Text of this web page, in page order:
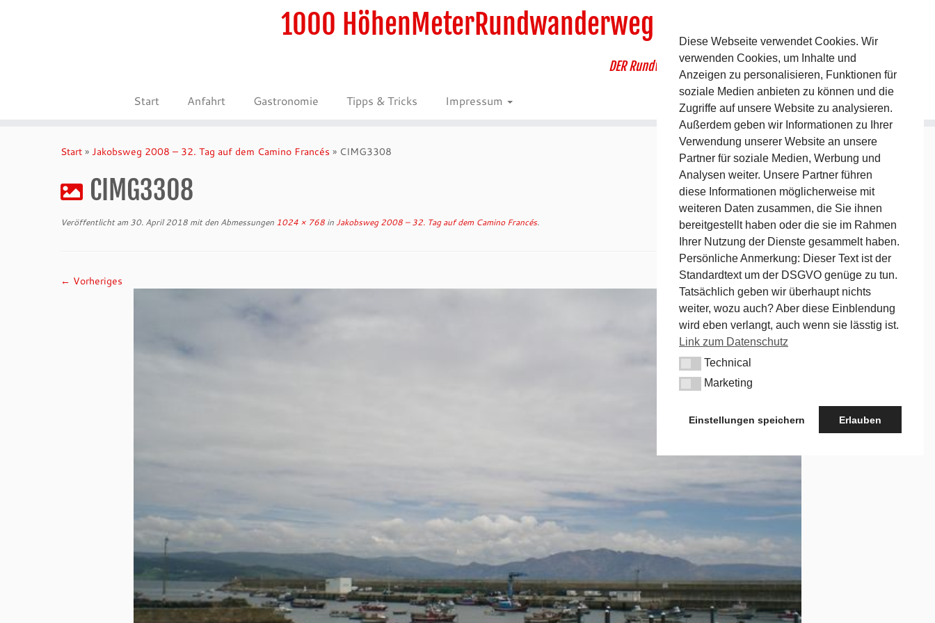
1000 HöhenMeterRundwanderweg
DER Rundwanderweg um Pommelsbrunn
Start Anfahrt Gastronomie Tipps & Tricks Impressum
Start » Jakobsweg 2008 – 32. Tag auf dem Camino Francés » CIMG3308
CIMG3308
Veröffentlicht am 30. April 2018 mit den Abmessungen 1024 × 768 inJakobsweg 2008 – 32. Tag auf dem Camino Francés.
← Vorheriges Nächstes →
Diese Webseite verwendet Cookies. Wir
verwenden Cookies, um Inhalte und
Anzeigen zu personalisieren, Funktionen für
soziale Medien anbieten zu können und die
Zugriffe auf unsere Website zu analysieren.
Außerdem geben wir Informationen zu Ihrer
Verwendung unserer Website an unsere
Partner für soziale Medien, Werbung und
Analysen weiter. Unsere Partner führen
diese Informationen möglicherweise mit
weiteren Daten zusammen, die Sie ihnen
bereitgestellt haben oder die sie im Rahmen
Ihrer Nutzung der Dienste gesammelt haben.
Persönliche Anmerkung: Dieser Text ist der
Standardtext um der DSGVO genüge zu tun.
Tatsächlich geben wir überhaupt nichts
weiter, wozu auch? Aber diese Einblendung
wird eben verlangt, auch wenn sie lässtig ist.
Link zum Datenschutz
TechnicalTechnical
MarketingMarketing
Einstellungen speichern Erlauben